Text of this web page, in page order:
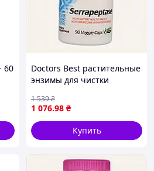
60
Doctors Best растительные
энзимы для чистки
1 076.98 ₴
1 539₴
Купить